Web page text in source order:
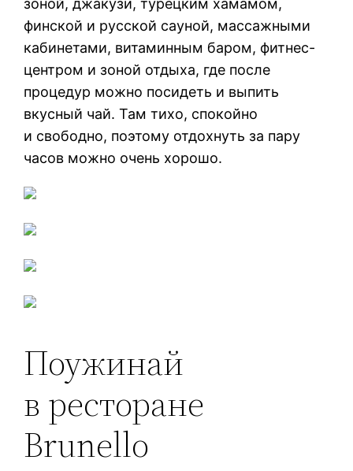
зоной, джакузи, турецким хамамом,
финской и русской сауной, массажными
кабинетами, витаминным баром, фитнес-
центром и зоной отдыха, где после
процедур можно посидеть и выпить
вкусный чай. Там тихо, спокойно
и свободно, поэтому отдохнуть за пару
часов можно очень хорошо.
Поужинай
в ресторане
Brunello